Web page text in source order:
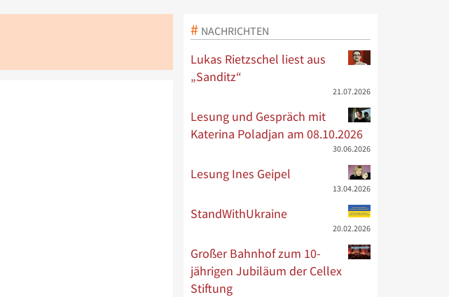
NACHRICHTEN
Lukas Rietzschel liest aus
„Sanditz“
21.07.2026
Lesung und Gespräch mit
Katerina Poladjan am 08.10.2026
30.06.2026
Lesung Ines Geipel
13.04.2026
StandWithUkraine
20.02.2026
Großer Bahnhof zum 10-
jährigen Jubiläum der Cellex
Stiftung